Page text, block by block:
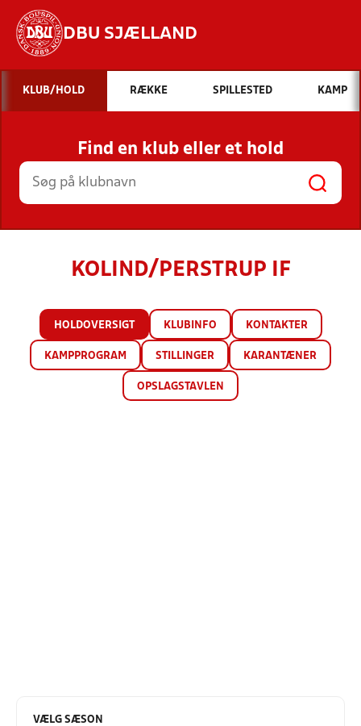
DBU SJÆLLAND
Hvad vil du søge efter?
INDHOLD OG NYHEDER
STILLINGER, RESULTATER, KLUBBER OG
HOLD
KLUB/HOLD RÆKKE SPILLESTED KAMP
Find en klub eller et hold
KOLIND/PERSTRUP IF
HOLDOVERSIGT KLUBINFO KONTAKTER
KAMPPROGRAM STILLINGER KARANTÆNER
OPSLAGSTAVLEN
VÆLG SÆSON